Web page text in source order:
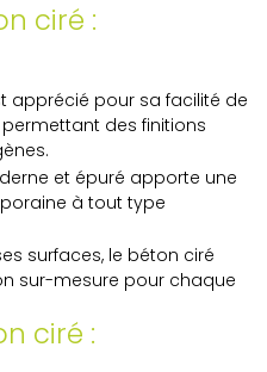
ciré :
apprécié pour sa facilité de
des finitions
et épuré apporte une
à tout type
surfaces, le béton ciré
sur-mesure pour chaque
ciré :